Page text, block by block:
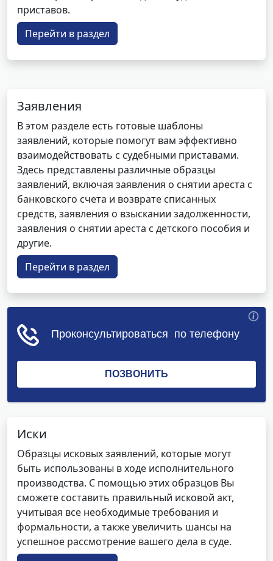
приставов.
Перейти в раздел
Заявления
В этом разделе есть готовые шаблоны
заявлений, которые помогут вам эффективно
взаимодействовать с судебными приставами.
Здесь представлены различные образцы
заявлений, включая заявления о снятии ареста с
банковского счета и возврате списанных
средств, заявления о взыскании задолженности,
заявления о снятии ареста с детского пособия и
другие.
Перейти в раздел
Иски
Образцы исковых заявлений, которые могут
быть использованы в ходе исполнительного
производства. С помощью этих образцов Вы
сможете составить правильный исковой акт,
учитывая все необходимые требования и
формальности, а также увеличить шансы на
успешное рассмотрение вашего дела в суде.